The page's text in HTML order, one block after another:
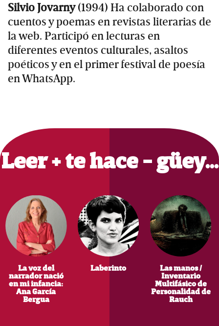
Silvio Jovarny(1994) Ha colaborado con
cuentos y poemas en revistas literarias de
la web. Participó en lecturas en
diferentes eventos culturales, asaltos
poéticos y en el primer festival de poesía
en WhatsApp.
Primary
Sidebar
Leer + te hace - güey…
La voz del
narrador nació
en mi infancia:
Ana García
Bergua
Laberinto
Las manos /
Inventario
Multifásico de
Personalidad de
Rauch